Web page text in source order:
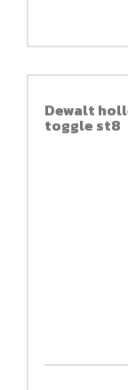
Dewalt
toggle st8